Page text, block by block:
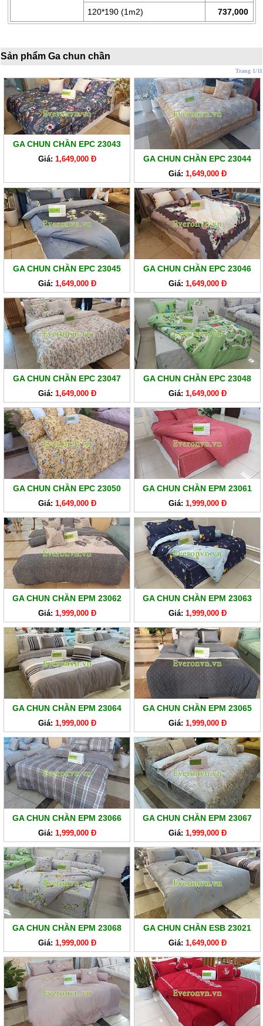
GỐI
CHĂN
BỘ
CAO
CẤP
ARTEMIS
GIẢM
GIÁ
CHĂN
GA
EVERONLITE
SẢN
PHẨM
HÀNG
LẺ
SẢN
PHẨM
KHÁC
120*190 (1m2) 737,000
Sản phẩm Ga chun chần
Trang 1/11
GA CHUN CHẦN EPC 23043
Giá: 1,649,000 Đ GA CHUN CHẦN EPC 23044
Giá: 1,649,000 Đ
GA CHUN CHẦN EPC 23045
Giá: 1,649,000 Đ
GA CHUN CHẦN EPC 23046
Giá: 1,649,000 Đ
GA CHUN CHẦN EPC 23047
Giá: 1,649,000 Đ
GA CHUN CHẦN EPC 23048
Giá: 1,649,000 Đ
GA CHUN CHẦN EPC 23050
Giá: 1,649,000 Đ
GA CHUN CHẦN EPM 23061
Giá: 1,999,000 Đ
GA CHUN CHẦN EPM 23062
Giá: 1,999,000 Đ
GA CHUN CHẦN EPM 23063
Giá: 1,999,000 Đ
GA CHUN CHẦN EPM 23064
Giá: 1,999,000 Đ
GA CHUN CHẦN EPM 23065
Giá: 1,999,000 Đ
GA CHUN CHẦN EPM 23066
Giá: 1,999,000 Đ
GA CHUN CHẦN EPM 23067
Giá: 1,999,000 Đ
GA CHUN CHẦN EPM 23068
Giá: 1,999,000 Đ
GA CHUN CHẦN ESB 23021
Giá: 1,649,000 Đ